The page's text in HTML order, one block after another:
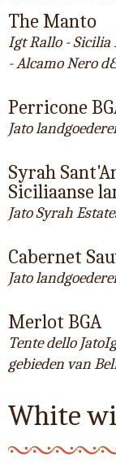
The Manto
Igt Rallo - Sicilia
- Alcamo Nero
Perricone
Jato
Syrah
Siciliaanse
Jato Syrah
Cabernet
Jato
Merlot BGA
Tente dello
gebieden van
White